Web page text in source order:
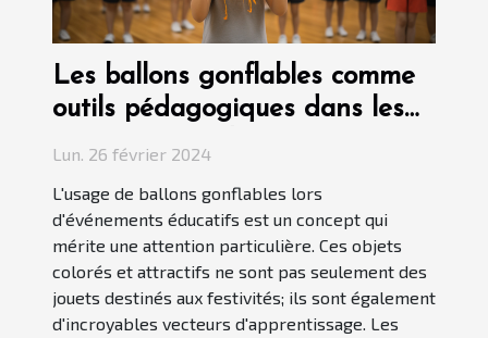
Les ballons gonflables comme
outils pédagogiques dans les
événements éducatifs
Lun. 26 février 2024
L'usage de ballons gonflables lors
d'événements éducatifs est un concept qui
mérite une attention particulière. Ces objets
colorés et attractifs ne sont pas seulement des
jouets destinés aux festivités; ils sont également
d'incroyables vecteurs d'apprentissage. Les